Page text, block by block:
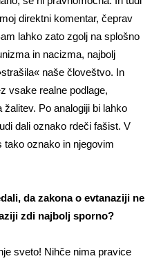
direktni komentar, čeprav
lahko zato zgolj na splošno
in nacizma, najbolj
naše človeštvo. In
vsake realne podlage,
Po analogiji bi lahko
dali oznako rdeči fašist. V
tako oznako in njegovim
da zakona o evtanaziji ne
zdi najbolj sporno?
sveto! Nihče nima pravice